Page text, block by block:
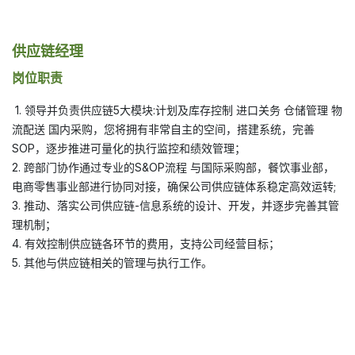
供应链经理
岗位职责
1. 领导并负责供应链5大模块:计划及库存控制 进口关务 仓储管理 物
流配送 国内采购，您将拥有非常自主的空间，搭建系统，完善
SOP，逐步推进可量化的执行监控和绩效管理；
2. 跨部门协作通过专业的S&OP流程 与国际采购部，餐饮事业部，
电商零售事业部进行协同对接，确保公司供应链体系稳定高效运转;
3. 推动、落实公司供应链-信息系统的设计、开发，并逐步完善其管
理机制；
4. 有效控制供应链各环节的费用，支持公司经营目标；
5. 其他与供应链相关的管理与执行工作。